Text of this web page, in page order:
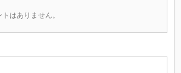
はありません。